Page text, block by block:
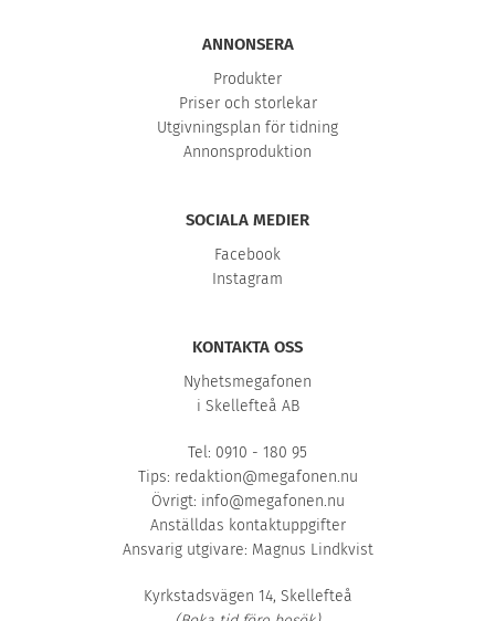
ANNONSERA
Produkter
Priser och storlekar
Utgivningsplan för tidning
Annonsproduktion
SOCIALA MEDIER
Facebook
Instagram
KONTAKTA OSS
Nyhetsmegafonen
i Skellefteå AB
Tel: 0910 - 180 95
Tips: redaktion@megafonen.nu
Övrigt: info@megafonen.nu
Anställdas kontaktuppgifter
Ansvarig utgivare: Magnus Lindkvist
Kyrkstadsvägen 14, Skellefteå